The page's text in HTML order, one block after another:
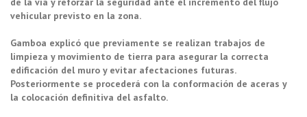
vehicular previsto en la zona.
Gamboa explicó que previamente se realizan trabajos de
limpieza y movimiento de tierra para asegurar la correcta
edificación del muro y evitar afectaciones futuras.
Posteriormente se procederá con la conformación de aceras y
la colocación definitiva del asfalto.